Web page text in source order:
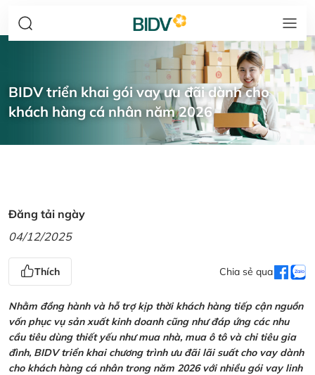
BIDV triển khai gói vay ưu đãi dành cho
khách hàng cá nhân năm 2026
Đăng tải ngày
04/12/2025
Thích Chia sẻ qua
Nhằm đồng hành và hỗ trợ kịp thời khách hàng tiếp cận nguồn
vốn phục vụ sản xuất kinh doanh cũng như đáp ứng các nhu
cầu tiêu dùng thiết yếu như mua nhà, mua ô tô và chi tiêu gia
đình, BIDV triển khai chương trình ưu đãi lãi suất cho vay dành
cho khách hàng cá nhân trong năm 2026 với nhiều gói vay linh